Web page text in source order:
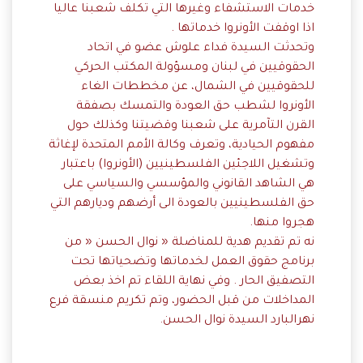
خدمات الاستشفاء وغيرها التي تكلف شعبنا عاليا
اذا اوقفت الأونروا خدماتها .
وتحدثت السيدة فداء علوش عضو في اتحاد
الحقوقيين في لبنان ومسؤولة المكتب الحركي
للحقوقيين في الشمال، عن مخططات الغاء
الأونروا لشطب حق العودة والتمسك بصفقة
القرن التآمرية على شعبنا وقضيتنا وكذلك حول
مفهوم الحيادية، وتعرف وكالة الأمم المتحدة لإغاثة
وتشغيل اللاجئين الفلسطينيين (الأونروا) باعتبار
هي الشاهد القانوني والمؤسسي والسياسي على
حق الفلسطينيين بالعودة الى أرضهم وديارهم التي
هجروا منها.
نه تم تقديم هدية للمناضلة « نوال الحسن « من
برنامج حقوق العمل لخدماتها وتضحياتها تحت
التصفيق الحار . وفي نهاية اللقاء تم اخذ بعض
المداخلات من قبل الحضور، وتم تكريم منسقة فرع
نهرالبارد السيدة نوال الحسن.